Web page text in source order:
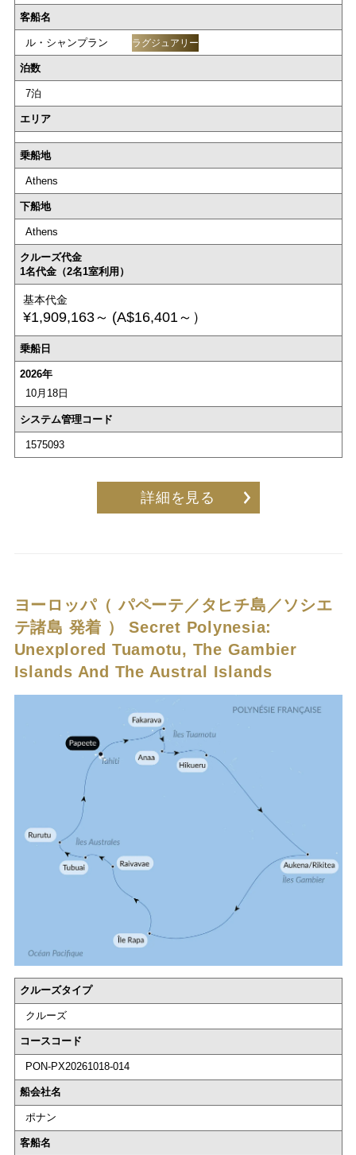
客船名
ル・シャンプラン ラグジュアリー
泊数
7泊
エリア
乗船地
Athens
下船地
Athens
クルーズ代金
1名代金（2名1室利用）
基本代金
¥1,909,163～ (A$16,401～）
乗船日
2026年
10月18日
システム管理コード
1575093
詳細を見る
ヨーロッパ（ パペーテ／タヒチ島／ソシエ
テ諸島 発着 ）Secret Polynesia:
Unexplored Tuamotu, The Gambier
Islands And The Austral Islands
クルーズタイプ
クルーズ
コースコード
PON-PX20261018-014
船会社名
ポナン
客船名